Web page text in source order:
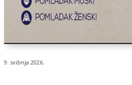
9. svibnja 2026.